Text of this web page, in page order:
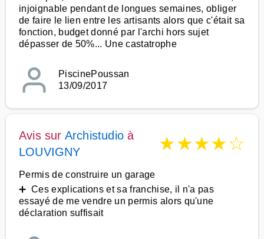
injoignable pendant de longues semaines, obliger
de faire le lien entre les artisants alors que c'était sa
fonction, budget donné par l'archi hors sujet
dépasser de 50%... Une castatrophe
PiscinePoussan
13/09/2017
Avis sur Archistudio à
LOUVIGNY
★★★★☆
Permis de construire un garage
➕ Ces explications et sa franchise, il n'a pas
essayé de me vendre un permis alors qu'une
déclaration suffisait